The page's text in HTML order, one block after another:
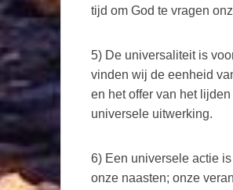
tijd om God te vragen
5) De universaliteit is
vinden wij de eenheid
en het offer van het
universele uitwerking.
6) Een universele actie
onze naasten; onze